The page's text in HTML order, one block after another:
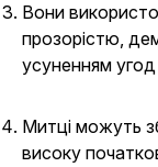
Вони
прозорістю,
усуненням
Митці можуть
високу